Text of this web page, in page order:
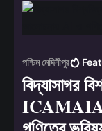
পশ্চিম মেদিনীপুর
বিদ্যাসাগর